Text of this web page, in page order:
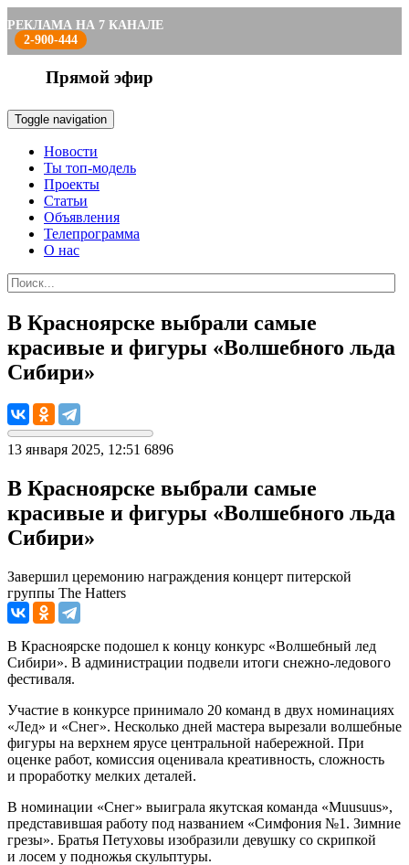
РЕКЛАМА НА 7 КАНАЛЕ
2-900-444
Прямой эфир
Toggle navigation
Новости
Ты топ-модель
Проекты
Статьи
Объявления
Телепрограмма
О нас
В Красноярске выбрали самые
красивые и фигуры «Волшебного льда
Сибири»
13 января 2025, 12:51 6896
В Красноярске выбрали самые
красивые и фигуры «Волшебного льда
Сибири»
Завершил церемонию награждения концерт питерской
группы The Hаtters
В Красноярске подошел к концу конкурс «Волшебный лед
Сибири». В администрации подвели итоги снежно-ледового
фестиваля.
Участие в конкурсе принимало 20 команд в двух номинациях
«Лед» и «Снег». Несколько дней мастера вырезали волшебные
фигуры на верхнем ярусе центральной набережной. При
оценке работ, комиссия оценивала креативность, сложность
и проработку мелких деталей.
В номинации «Снег» выиграла якутская команда «Muusuus»,
представившая работу под названием «Симфония №1. Зимние
грезы». Братья Петуховы изобразили девушку со скрипкой
и лосем у подножья скульптуры.